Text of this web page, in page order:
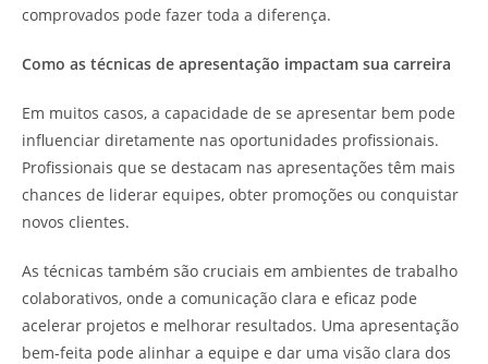
comprovados pode fazer toda a diferença.
Como as técnicas de apresentação impactam sua carreira
Em muitos casos, a capacidade de se apresentar bem pode
influenciar diretamente nas oportunidades profissionais.
Profissionais que se destacam nas apresentações têm mais
chances de liderar equipes, obter promoções ou conquistar
novos clientes.
As técnicas também são cruciais em ambientes de trabalho
colaborativos, onde a comunicação clara e eficaz pode
acelerar projetos e melhorar resultados. Uma apresentação
bem-feita pode alinhar a equipe e dar uma visão clara dos